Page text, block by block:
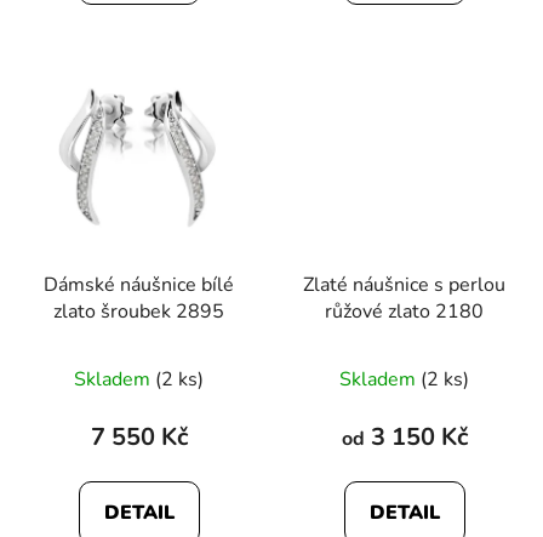
Dámské náušnice bílé
zlato šroubek 2895
Skladem (2 ks)
7 550 Kč
DETAIL
Zlaté náušnice s perlou
růžové zlato 2180
Skladem (2 ks)
od 3 150 Kč
DETAIL